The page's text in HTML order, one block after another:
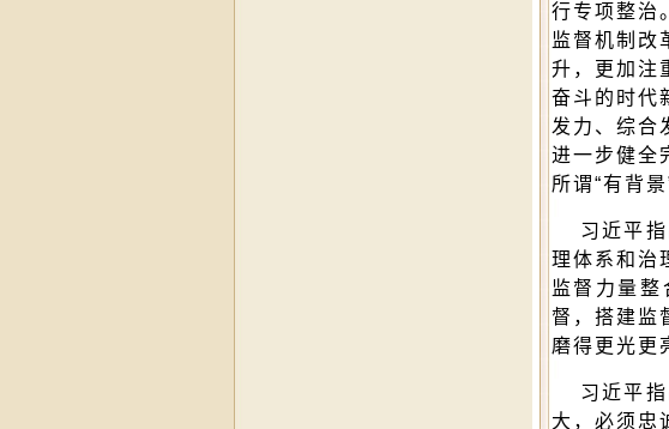
行专项整治
监督机制改
升，更加注
奋斗的时代
发力、综合
进一步健全
所谓“有背景
习近平
理体系和治
监督力量
督，搭建监
磨得更光更
习近平
大，必须忠